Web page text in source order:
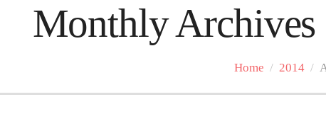
Monthly Archives
Home / 2014 /